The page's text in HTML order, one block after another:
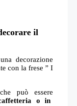
il
decorazione
con la frese ” I
può essere
o in